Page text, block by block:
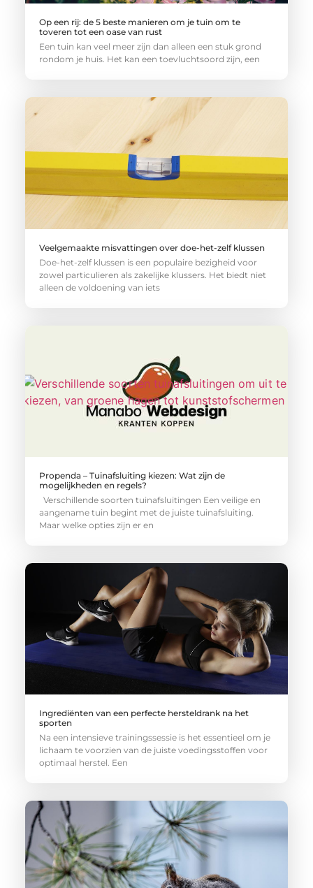
Op een rij: de 5 beste manieren om je tuin om te
toveren tot een oase van rust
Een tuin kan veel meer zijn dan alleen een stuk grond
rondom je huis. Het kan een toevluchtsoord zijn, een
Veelgemaakte misvattingen over doe-het-zelf klussen
Doe-het-zelf klussen is een populaire bezigheid voor
zowel particulieren als zakelijke klussers. Het biedt niet
alleen de voldoening van iets
Propenda – Tuinafsluiting kiezen: Wat zijn de
mogelijkheden en regels?
Verschillende soorten tuinafsluitingen Een veilige en
aangename tuin begint met de juiste tuinafsluiting.
Maar welke opties zijn er en
Ingrediënten van een perfecte hersteldrank na het
sporten
Na een intensieve trainingssessie is het essentieel om je
lichaam te voorzien van de juiste voedingsstoffen voor
optimaal herstel. Een